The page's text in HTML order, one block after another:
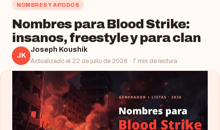
NOMBRES Y APODOS
Nombres para Blood Strike:
insanos, freestyle y para clan
JK
Joseph Koushik
Actualizado el 22 de julio de 2026 · 7 min de lectura